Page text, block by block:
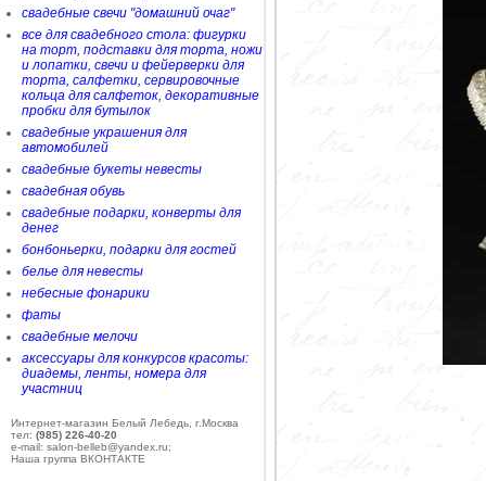
свадебные свечи "домашний очаг"
все для свадебного стола: фигурки
на торт, подставки для торта, ножи
и лопатки, свечи и фейерверки для
торта, салфетки, сервировочные
кольца для салфеток, декоративные
пробки для бутылок
свадебные украшения для
автомобилей
свадебные букеты невесты
свадебная обувь
свадебные подарки, конверты для
денег
бонбоньерки, подарки для гостей
белье для невесты
небесные фонарики
фаты
свадебные мелочи
аксессуары для конкурсов красоты:
диадемы, ленты, номера для
участниц
Интернет-магазин Белый Лебедь, г.Москва
тел: (985) 226-40-20
e-mail: salon-belleb@yandex.ru;
Наша группа ВКОНТАКТЕ